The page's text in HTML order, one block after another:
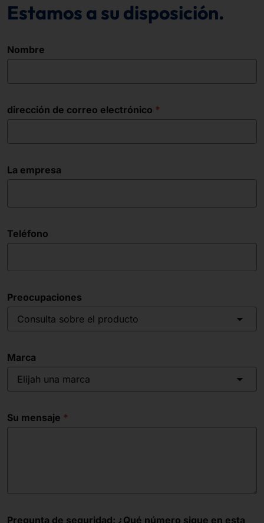
Estamos a su disposición.
Nombre
dirección de correo electrónico
La empresa
Teléfono
Preocupaciones
Consulta sobre el producto
Marca
Elijah una marca
Su mensaje
Pregunta de seguridad: ¿Qué número sigue en esta